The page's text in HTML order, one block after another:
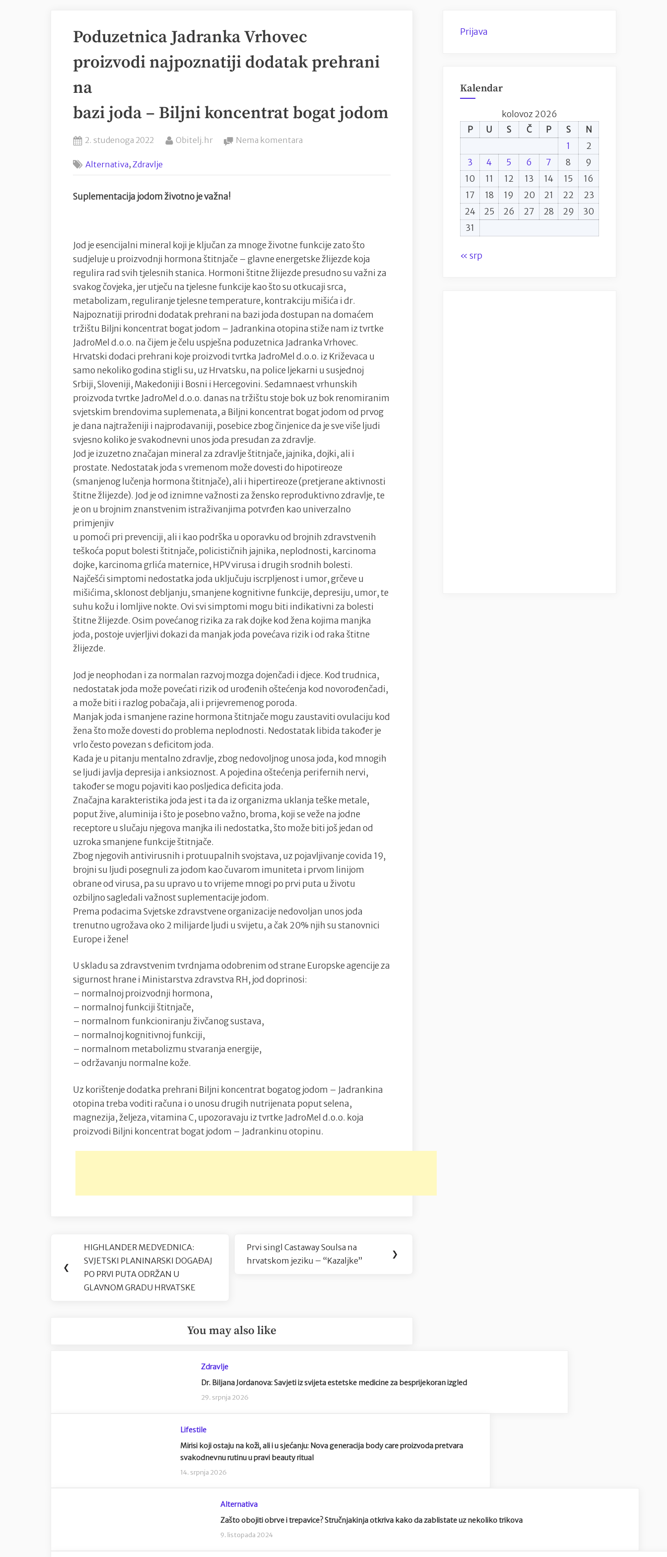
Poduzetnica Jadranka Vrhovec
proizvodi najpoznatiji dodatak prehrani
na
bazi joda – Biljni koncentrat bogat jodom
Posted
2. studenoga 2022 By
Obitelj.hr Nema komentara
bazi
joda
–
Biljni
koncentrat
bogat
jodom
Alternativa, Zdravlje
Suplementacija jodom životno je važna!
Jod je esencijalni mineral koji je ključan za mnoge životne funkcije zato što
sudjeluje u proizvodnji hormona štitnjače – glavne energetske žlijezde koja
regulira rad svih tjelesnih stanica. Hormoni štitne žlijezde presudno su važni za
svakog čovjeka, jer utječu na tjelesne funkcije kao što su otkucaji srca,
metabolizam, reguliranje tjelesne temperature, kontrakciju mišića i dr.
Najpoznatiji prirodni dodatak prehrani na bazi joda dostupan na domaćem
tržištu Biljni koncentrat bogat jodom – Jadrankina otopina stiže nam iz tvrtke
JadroMel d.o.o. na čijem je čelu uspješna poduzetnica Jadranka Vrhovec.
Hrvatski dodaci prehrani koje proizvodi tvrtka JadroMel d.o.o. iz Križevaca u
samo nekoliko godina stigli su, uz Hrvatsku, na police ljekarni u susjednoj
Srbiji, Sloveniji, Makedoniji i Bosni i Hercegovini. Sedamnaest vrhunskih
proizvoda tvrtke JadroMel d.o.o. danas na tržištu stoje bok uz bok renomiranim
svjetskim brendovima suplemenata, a Biljni koncentrat bogat jodom od prvog
je dana najtraženiji i najprodavaniji, posebice zbog činjenice da je sve više ljudi
svjesno koliko je svakodnevni unos joda presudan za zdravlje.
Jod je izuzetno značajan mineral za zdravlje štitnjače, jajnika, dojki, ali i
prostate. Nedostatak joda s vremenom može dovesti do hipotireoze
(smanjenog lučenja hormona štitnjače), ali i hipertireoze (pretjerane aktivnosti
štitne žlijezde). Jod je od iznimne važnosti za žensko reproduktivno zdravlje, te
je on u brojnim znanstvenim istraživanjima potvrđen kao univerzalno
primjenjiv
u pomoći pri prevenciji, ali i kao podrška u oporavku od brojnih zdravstvenih
teškoća poput bolesti štitnjače, policističnih jajnika, neplodnosti, karcinoma
dojke, karcinoma grlića maternice, HPV virusa i drugih srodnih bolesti.
Najčešći simptomi nedostatka joda uključuju iscrpljenost i umor, grčeve u
mišićima, sklonost debljanju, smanjene kognitivne funkcije, depresiju, umor, te
suhu kožu i lomljive nokte. Ovi svi simptomi mogu biti indikativni za bolesti
štitne žlijezde. Osim povećanog rizika za rak dojke kod žena kojima manjka
joda, postoje uvjerljivi dokazi da manjak joda povećava rizik i od raka štitne
žlijezde.
Jod je neophodan i za normalan razvoj mozga dojenčadi i djece. Kod trudnica,
nedostatak joda može povećati rizik od urođenih oštećenja kod novorođenčadi,
a može biti i razlog pobačaja, ali i prijevremenog poroda.
Manjak joda i smanjene razine hormona štitnjače mogu zaustaviti ovulaciju kod
žena što može dovesti do problema neplodnosti. Nedostatak libida također je
vrlo često povezan s deficitom joda.
Kada je u pitanju mentalno zdravlje, zbog nedovoljnog unosa joda, kod mnogih
se ljudi javlja depresija i anksioznost. A pojedina oštećenja perifernih nervi,
također se mogu pojaviti kao posljedica deficita joda.
Značajna karakteristika joda jest i ta da iz organizma uklanja teške metale,
poput žive, aluminija i što je posebno važno, broma, koji se veže na jodne
receptore u slučaju njegova manjka ili nedostatka, što može biti još jedan od
uzroka smanjene funkcije štitnjače.
Zbog njegovih antivirusnih i protuupalnih svojstava, uz pojavljivanje covida 19,
brojni su ljudi posegnuli za jodom kao čuvarom imuniteta i prvom linijom
obrane od virusa, pa su upravo u to vrijeme mnogi po prvi puta u životu
ozbiljno sagledali važnost suplementacije jodom.
Prema podacima Svjetske zdravstvene organizacije nedovoljan unos joda
trenutno ugrožava oko 2 milijarde ljudi u svijetu, a čak 20% njih su stanovnici
Europe i žene!
U skladu sa zdravstvenim tvrdnjama odobrenim od strane Europske agencije za
sigurnost hrane i Ministarstva zdravstva RH, jod doprinosi:
– normalnoj proizvodnji hormona,
– normalnoj funkciji štitnjače,
– normalnom funkcioniranju živčanog sustava,
– normalnoj kognitivnoj funkciji,
– normalnom metabolizmu stvaranja energije,
– održavanju normalne kože.
Uz korištenje dodatka prehrani Biljni koncentrat bogatog jodom – Jadrankina
otopina treba voditi računa i o unosu drugih nutrijenata poput selena,
magnezija, željeza, vitamina C, upozoravaju iz tvrtke JadroMel d.o.o. koja
proizvodi Biljni koncentrat bogat jodom – Jadrankinu otopinu.
Navigacija
objava
❮
Previous
Post:
HIGHLANDER MEDVEDNICA:
SVJETSKI PLANINARSKI DOGAĐAJ
PO PRVI PUTA ODRŽAN U
GLAVNOM GRADU HRVATSKE
Next
Post:
Prvi singl Castaway Soulsa na
hrvatskom jeziku – “Kazaljke”
❯
You may also like
Zdravlje
Dr. Biljana Jordanova: Savjeti iz svijeta estetske medicine za besprijekoran izgled
29. srpnja 2026
Lifestile
Mirisi koji ostaju na koži, ali i u sjećanju: Nova generacija body care proizvoda pretvara
svakodnevnu rutinu u pravi beauty ritual
14. srpnja 2026
Alternativa
Zašto obojiti obrve i trepavice? Stručnjakinja otkriva kako da zablistate uz nekoliko trikova
9. listopada 2024
Prijava
Kalendar
kolovoz 2026
P
U S Č P S
N
1
2
3
4 5 6 7 8
9
10
11 12 13 14 15
16
17
18 19 20 21 22
23
24
25 26 27 28 29
30
31
« srp